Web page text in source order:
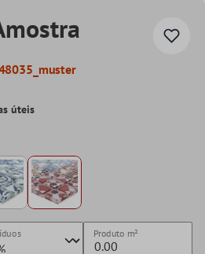
úteis
Produto m²